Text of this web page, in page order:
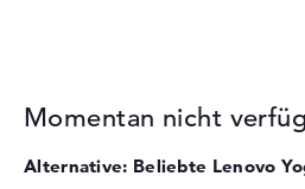
Momentan nicht
Alternative: Beliebte Lenovo